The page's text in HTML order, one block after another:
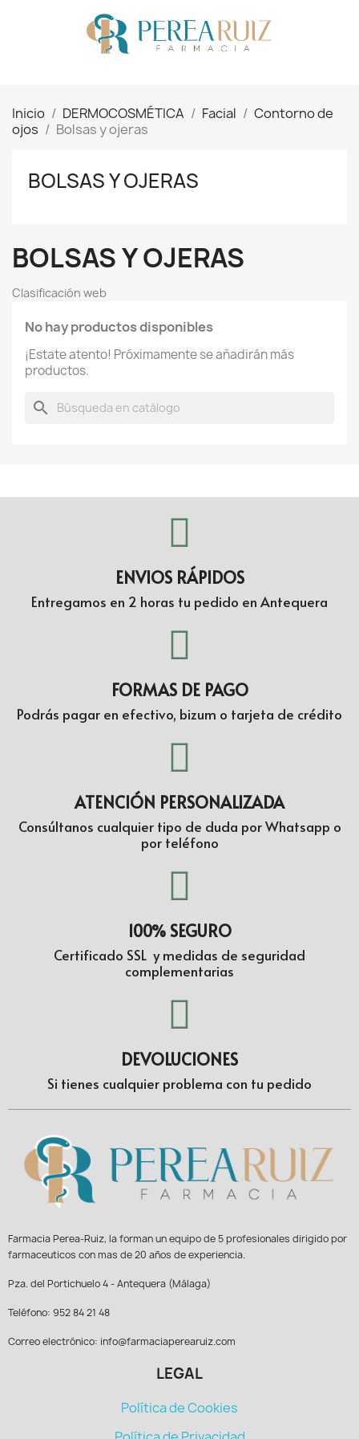
Inicio DERMOCOSMÉTICA Facial
Contorno de
ojos
Bolsas y ojeras
BOLSAS Y OJERAS
BOLSAS Y OJERAS
Clasificación web
No hay productos disponibles
¡Estate atento! Próximamente se añadirán más
productos.
search
ENVIOS RÁPIDOS
Entregamos en 2 horas tu pedido en Antequera
FORMAS DE PAGO
Podrás pagar en efectivo, bizum o tarjeta de crédito
ATENCIÓN PERSONALIZADA
Consúltanos cualquier tipo de duda por Whatsapp o
por teléfono
100% SEGURO
Certificado SSL y medidas de seguridad
complementarias
DEVOLUCIONES
Si tienes cualquier problema con tu pedido
Farmacia Perea-Ruiz, la forman un equipo de 5 profesionales dirigido por
farmaceuticos con mas de 20 años de experiencia.
Pza. del Portichuelo 4 - Antequera (Málaga)
Teléfono: 952 84 21 48
Correo electrónico: info@farmaciaperearuiz.com
LEGAL
Política de Cookies